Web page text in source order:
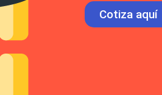
Cotiza aquí